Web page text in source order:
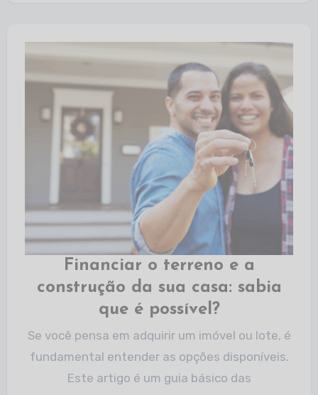
Financiar o terreno e a
construção da sua casa: sabia
que é possível?​
Se você pensa em adquirir um imóvel ou lote, é
fundamental entender as opções disponíveis.
Este artigo é um guia básico das